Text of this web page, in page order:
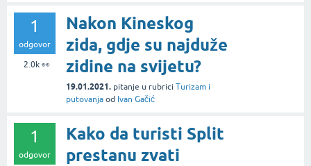
1
odgovor
2.0k👀
Nakon Kineskog
zida, gdje su najduže
zidine na svijetu?
19.01.2021. pitanje u rubrici Turizam i
putovanja od Ivan Gačić
1
odgovor
Kako da turisti Split
prestanu zvati